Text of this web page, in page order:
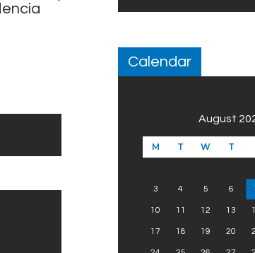
Calendar
August
M T W T
3 4 5 6
10 11 12 13
17 18 19 20